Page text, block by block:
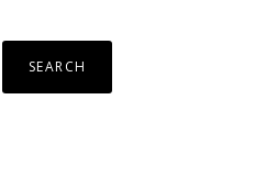
SEARCH